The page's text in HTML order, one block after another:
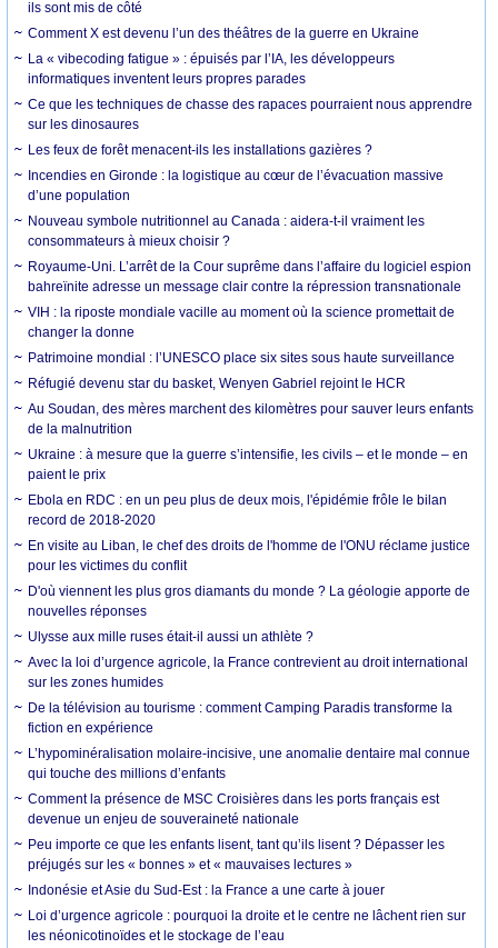
ils sont mis de côté
Comment X est devenu l’un des théâtres de la guerre en Ukraine
La « vibecoding fatigue » : épuisés par l’IA, les développeurs
informatiques inventent leurs propres parades
Ce que les techniques de chasse des rapaces pourraient nous apprendre
sur les dinosaures
Les feux de forêt menacent-ils les installations gazières ?
Incendies en Gironde : la logistique au cœur de l’évacuation massive
d’une population
Nouveau symbole nutritionnel au Canada : aidera-t-il vraiment les
consommateurs à mieux choisir ?
Royaume-Uni. L’arrêt de la Cour suprême dans l’affaire du logiciel espion
bahreïnite adresse un message clair contre la répression transnationale
VIH : la riposte mondiale vacille au moment où la science promettait de
changer la donne
Patrimoine mondial : l’UNESCO place six sites sous haute surveillance
Réfugié devenu star du basket, Wenyen Gabriel rejoint le HCR
Au Soudan, des mères marchent des kilomètres pour sauver leurs enfants
de la malnutrition
Ukraine : à mesure que la guerre s’intensifie, les civils – et le monde – en
paient le prix
Ebola en RDC : en un peu plus de deux mois, l'épidémie frôle le bilan
record de 2018-2020
En visite au Liban, le chef des droits de l'homme de l'ONU réclame justice
pour les victimes du conflit
D'où viennent les plus gros diamants du monde ? La géologie apporte de
nouvelles réponses
Ulysse aux mille ruses était-il aussi un athlète ?
Avec la loi d’urgence agricole, la France contrevient au droit international
sur les zones humides
De la télévision au tourisme : comment Camping Paradis transforme la
fiction en expérience
L’hypominéralisation molaire-incisive, une anomalie dentaire mal connue
qui touche des millions d’enfants
Comment la présence de MSC Croisières dans les ports français est
devenue un enjeu de souveraineté nationale
Peu importe ce que les enfants lisent, tant qu’ils lisent ? Dépasser les
préjugés sur les « bonnes » et « mauvaises lectures »
Indonésie et Asie du Sud-Est : la France a une carte à jouer
Loi d’urgence agricole : pourquoi la droite et le centre ne lâchent rien sur
les néonicotinoïdes et le stockage de l’eau